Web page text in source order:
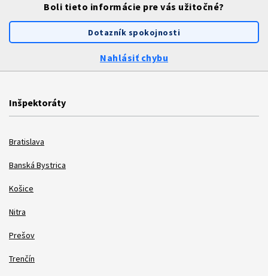
Boli tieto informácie pre vás užitočné?
Dotazník spokojnosti
Nahlásiť chybu
Inšpektoráty
Bratislava
Banská Bystrica
Košice
Nitra
Prešov
Trenčín